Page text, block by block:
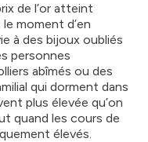
de l’or atteint
moment d’en
à des bijoux oubliés
personnes
abîmés ou des
qui dorment dans
plus élevée qu’on
quand les cours de
élevés.